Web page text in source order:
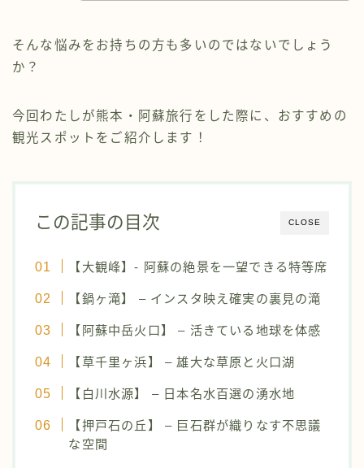
そんな悩みをお持ちの方も多いのではないでしょう
か？
今回わたしが熊本・阿蘇旅行をした際に、おすすめの
観光スポットをご紹介します！
CLOSE
この記事の目次
【大観峰】- 阿蘇の絶景を一望できる特等席
【鍋ヶ滝】 – インスタ映え確実の裏見の滝
【阿蘇中岳火口】 – 活きている地球を体感
【草千里ヶ浜】 – 雄大な草原と火口湖
【白川水源】 – 日本名水百選の湧水地
【押戸石の丘】 – 巨石群が織りなす不思議
な空間